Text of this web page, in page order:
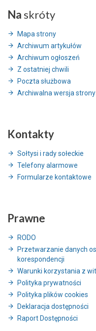
Na skróty
Mapa strony
Archiwum artykułów
Archiwum ogłoszeń
Z ostatniej chwili
Poczta służbowa
Archiwalna wersja
Kontakty
Sołtysi i rady sołeckie
Telefony alarmowe
Formularze kontaktowe
Prawne
RODO
Przetwarzanie danych
korespondencji
Warunki korzystania z
Polityka prywatności
Polityka plików cookies
Deklaracja dostępności
Raport Dostępności